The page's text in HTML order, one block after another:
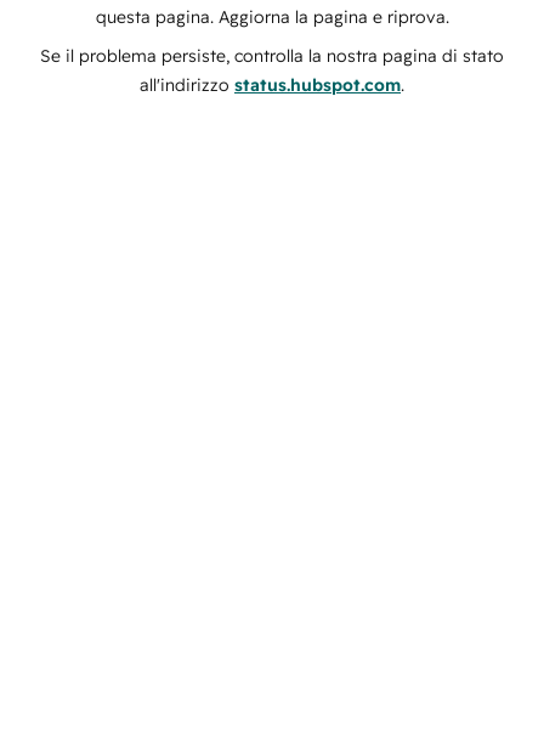
questa pagina. Aggiorna la pagina e riprova.
Se il problema persiste, controlla la nostra pagina di stato
all'indirizzo status.hubspot.com.